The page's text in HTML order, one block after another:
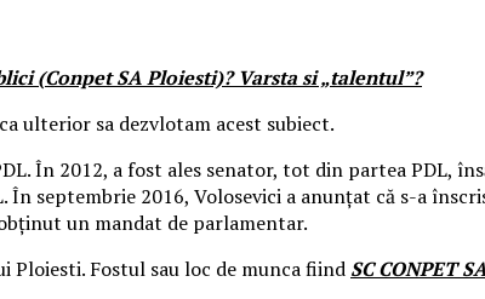
(Conpet SA Ploiesti)? Varsta si „talentul”?
ulterior sa dezvlotam acest subiect.
În 2012, a fost ales senator, tot din partea PDL,
septembrie 2016, Volosevici a anunţat că s-a
un mandat de parlamentar.
Ploiesti. Fostul sau loc de munca fiind SC CONPET